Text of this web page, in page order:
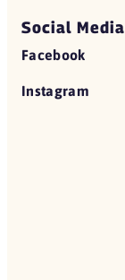
Social Media
Facebook
Instagram